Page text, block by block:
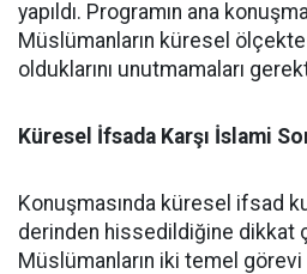
yapıldı. Programın ana
Müslümanların küresel
olduklarını unutmamaları
Küresel İfsada Karşı İslami
Konuşmasında küresel ifsad
derinden hissedildiğine dikkat
Müslümanların iki temel